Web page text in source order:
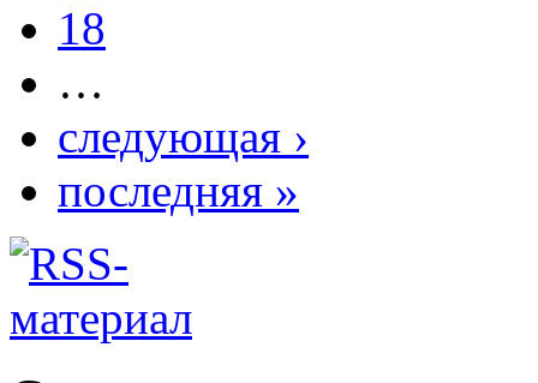
18
…
следующая ›
последняя »